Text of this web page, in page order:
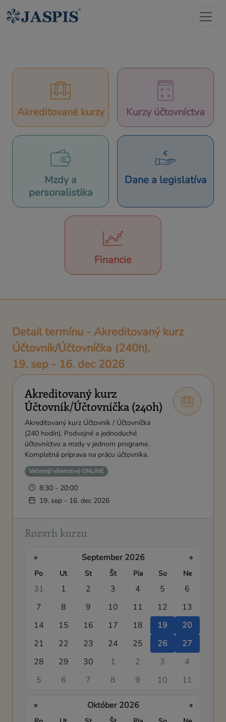
Akreditované kurzy Kurzy účtovníctva
Mzdy a
personalistika
Dane a legislatíva
Financie
Detail termínu - Akreditovaný kurz
Účtovník/Účtovníčka (240h),
19. sep - 16. dec 2026
Akreditovaný kurz
Účtovník/Účtovníčka (240h)
Akreditovaný kurz Účtovník / Účtovníčka
(240 hodín). Podvojné a jednoduché
účtovníctvo a mzdy v jednom programe.
Kompletná príprava na prácu účtovníka.
Večerný/ víkendový ONLINE
8:30 - 20:00
19. sep - 16. dec 2026
Rozvrh kurzu
« September 2026 »
Po Ut St Št Pia So Ne
31 1 2 3 4 5
6
7
8 9 10 11 12
13
14
15 16 17 18 19
20
21
22 23 24 25 26
27
28
29 30 1 2 3
4
5
6 7 8 9 10 11
« Október 2026 »